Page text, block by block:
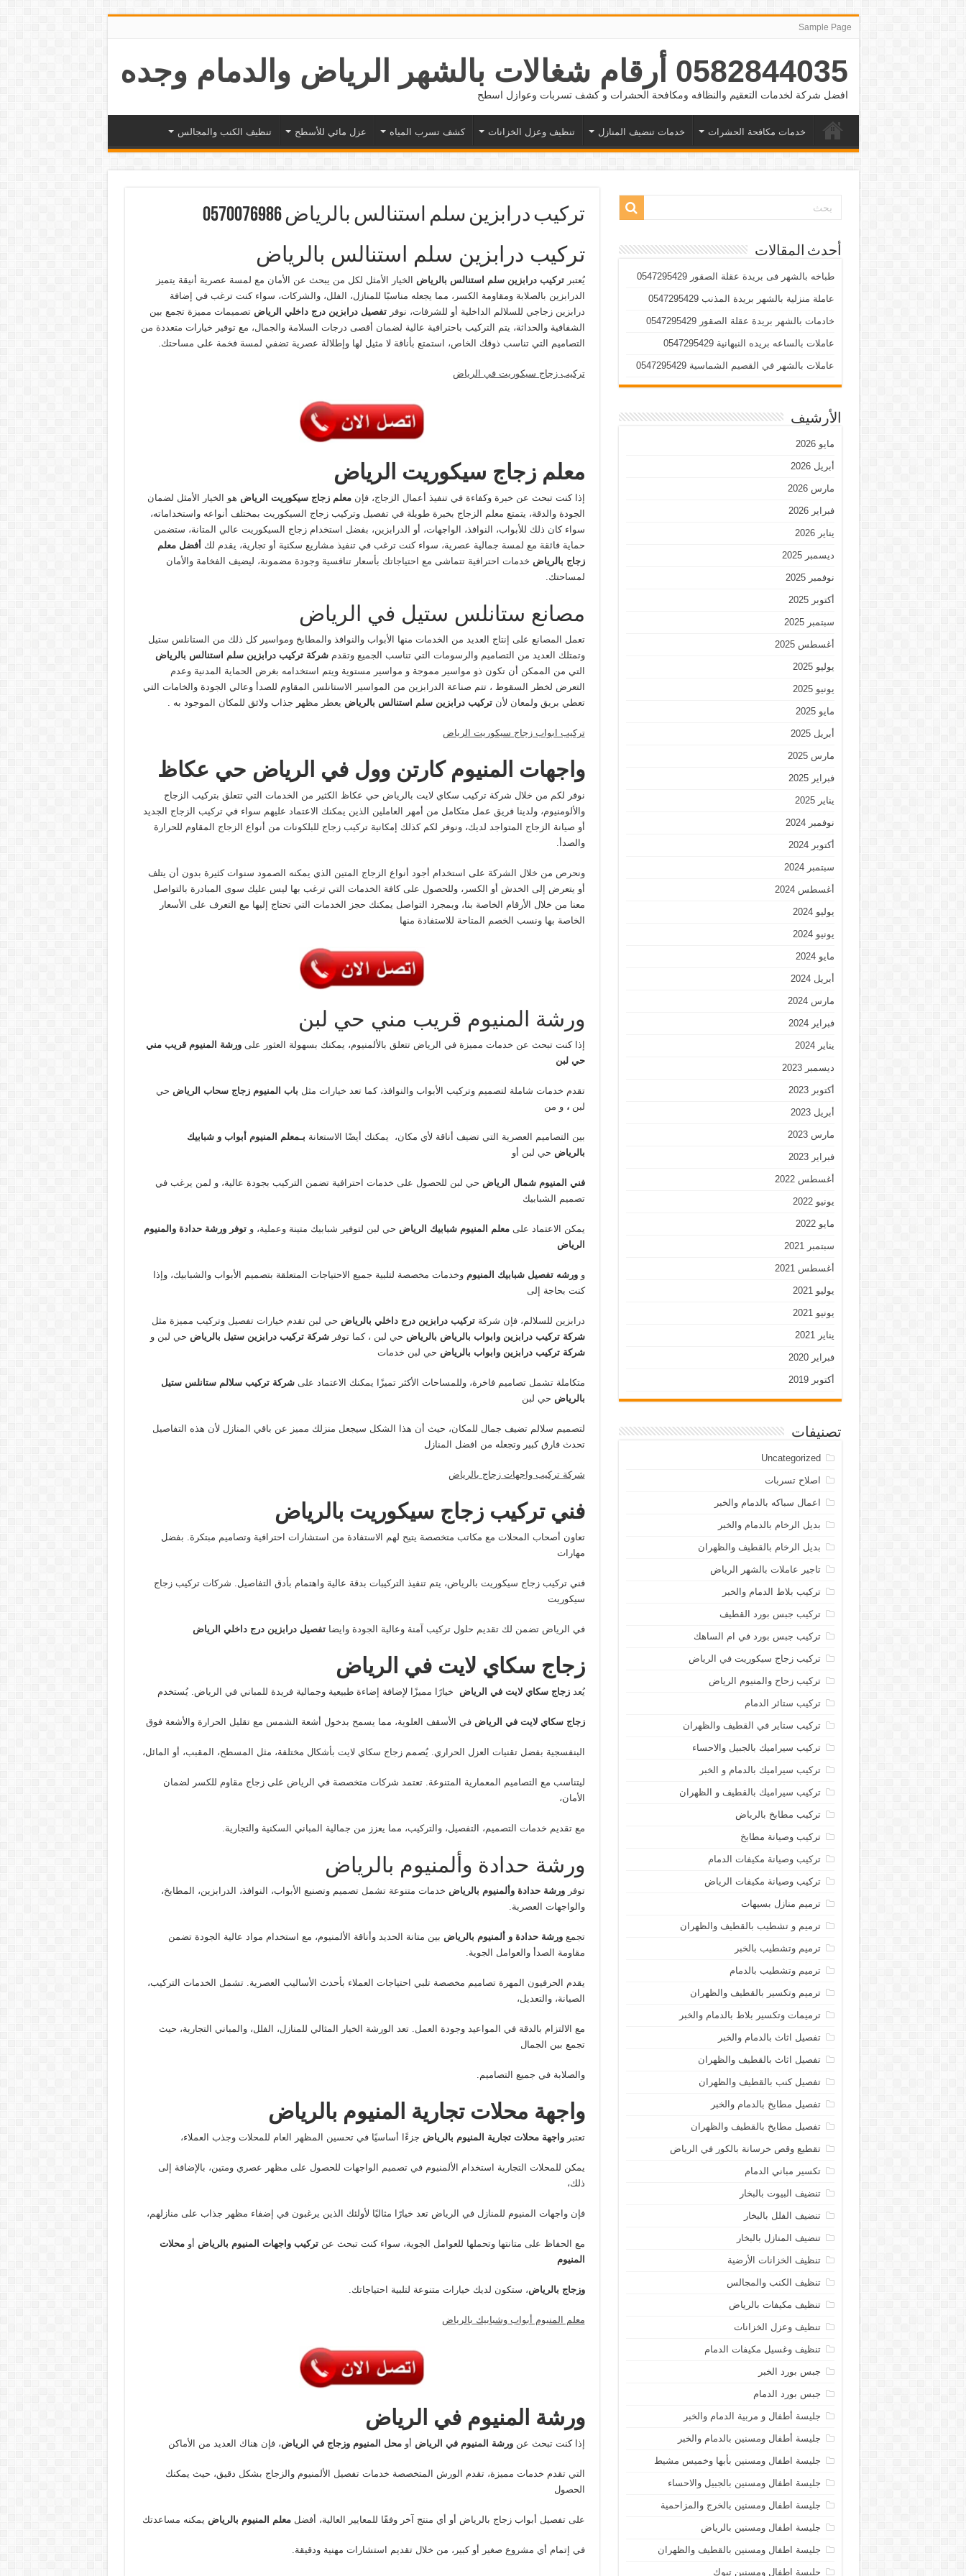
Sample Page
0582844035 أرقام شغالات بالشهر الرياض والدمام وجده
افضل شركة لخدمات التعقيم والنظافه ومكافحة الحشرات و كشف تسربات وعوازل اسطح
خدمات مكافحة الحشرات خدمات تنضيف المنازل تنظيف وعزل الخزانات كشف تسرب المياه عزل مائي للأسطح تنظيف الكنب والمجالس
تركيب درابزين سلم استنالس بالرياض 0570076986
تركيب درابزين سلم استنالس بالرياض
يُعتبر تركيب درابزين سلم استنالس بالرياض الخيار الأمثل لكل من يبحث عن الأمان مع لمسة عصرية أنيقة يتميز
الدرابزين بالصلابة ومقاومة الكسر، مما يجعله مناسبًا للمنازل، الفلل، والشركات، سواء كنت ترغب في إضافة
درابزين زجاجي للسلالم الداخلية أو للشرفات، نوفرتفصيل درابزين درج داخلي الرياض تصميمات مميزة تجمع بين
الشفافية والحداثة، يتم التركيب باحترافية عالية لضمان أقصى درجات السلامة والجمال، مع توفير خيارات متعددة من
التصاميم التي تناسب ذوقك الخاص، استمتع بأناقة لا مثيل لها وإطلالة عصرية تضفي لمسة فخمة على مساحتك.
تركيب زجاج سيكوريت في الرياض
معلم زجاج سيكوريت الرياض
إذا كنت تبحث عن خبرة وكفاءة في تنفيذ أعمال الزجاج، فإنمعلم زجاج سيكوريت الرياض هو الخيار الأمثل لضمان
الجودة والدقة، يتمتع معلم الزجاج بخبرة طويلة في تفصيل وتركيب زجاج السيكوريت بمختلف أنواعه واستخداماته،
سواء كان ذلك للأبواب، النوافذ، الواجهات، أو الدرابزين، بفضل استخدام زجاج السيكوريت عالي المتانة، ستضمن
حماية فائقة مع لمسة جمالية عصرية، سواء كنت ترغب في تنفيذ مشاريع سكنية أو تجارية، يقدم لك أفضل معلم
زجاج بالرياض خدمات احترافية تتماشى مع احتياجاتك بأسعار تنافسية وجودة مضمونة، ليضيف الفخامة والأمان
لمساحتك.
مصانع ستانلس ستيل في الرياض
تعمل المصانع على إنتاج العديد من الخدمات منها الأبواب والنوافذ والمطابخ ومواسير كل ذلك من الستانلس ستيل
وتمتلك العديد من التصاميم والرسومات التي تناسب الجميع وتقدم شركة تركيب درابزين سلم استنالس بالرياض
التي من الممكن أن تكون ذو مواسير مموجة و مواسير مستوية ويتم استخدامه بغرض الحماية المدنية وعدم
التعرض لخطر السقوط ، تتم صناعة الدرابزين من المواسير الاستانلس المقاوم للصدأ وعالي الجودة والخامات التي
تعطي بريق ولمعان لأنتركيب درابزين سلم استنالس بالرياض يعطر مظهر جذاب ولائق للمكان الموجود به .
تركيب ابواب زجاج سيكوريت الرياض
واجهات المنيوم كارتن وول في الرياض حي عكاظ
نوفر لكم من خلال شركة تركيب سكاي لايت بالرياض حي عكاظ الكثير من الخدمات التي تتعلق بتركيب الزجاج
والألومنيوم، ولدينا فريق عمل متكامل من أمهر العاملين الذين يمكنك الاعتماد عليهم سواء في تركيب الزجاج الجديد
أو صيانة الزجاج المتواجد لديك، ونوفر لكم كذلك إمكانية تركيب زجاج للبلكونات من أنواع الزجاج المقاوم للحرارة
والصدأ.
ونحرص من خلال الشركة على استخدام أجود أنواع الزجاج المتين الذي يمكنه الصمود سنوات كثيرة بدون أن يتلف
أو يتعرض إلى الخدش أو الكسر، وللحصول على كافة الخدمات التي ترغب بها ليس عليك سوى المبادرة بالتواصل
معنا من خلال الأرقام الخاصة بنا، وبمجرد التواصل يمكنك حجز الخدمات التي تحتاج إليها مع التعرف على الأسعار
الخاصة بها ونسب الخصم المتاحة للاستفادة منها
ورشة المنيوم قريب مني حي لبن
إذا كنت تبحث عن خدمات مميزة في الرياض تتعلق بالألمنيوم، يمكنك بسهولة العثور علىورشة المنيوم قريب مني
حي لبن
تقدم خدمات شاملة لتصميم وتركيب الأبواب والنوافذ، كما تعد خيارات مثل باب المنيوم زجاج سحاب الرياض حي
لبن ، و من
بين التصاميم العصرية التي تضيف أناقة لأي مكان، يمكنك أيضًا الاستعانة بـمعلم المنيوم أبواب و شبابيك
بالرياض حي لبن أو
فني المنيوم شمال الرياض حي لبن للحصول على خدمات احترافية تضمن التركيب بجودة عالية، و لمن يرغب في
تصميم الشبابيك
يمكن الاعتماد علىمعلم المنيوم شبابيك الرياض حي لبن لتوفير شبابيك متينة وعملية، وتوفر ورشة حدادة والمنيوم
الرياض
وورشه تفصيل شبابيك المنيوم وخدمات مخصصة لتلبية جميع الاحتياجات المتعلقة بتصميم الأبواب والشبابيك، وإذا
كنت بحاجة إلى
درابزين للسلالم، فإن شركة تركيب درابزين درج داخلي بالرياض حي لبن تقدم خيارات تفصيل وتركيب مميزة مثل
شركة تركيب درابزين وابواب بالرياض بالرياض حي لبن ، كما توفرشركة تركيب درابزين ستيل بالرياض حي لبن و
شركة تركيب درابزين وابواب بالرياض حي لبن خدمات
متكاملة تشمل تصاميم فاخرة، وللمساحات الأكثر تميزًا يمكنك الاعتماد علىشركة تركيب سلالم ستانلس ستيل
بالرياض حي لبن
لتصميم سلالم تضيف جمال للمكان، حيث أن هذا الشكل سيجعل منزلك مميز عن باقي المنازل لأن هذه التفاصيل
تحدث فارق كبير وتجعله من افضل المنازل
شركة تركيب واجهات زجاج بالرياض
فني تركيب زجاج سيكوريت بالرياض
تعاون أصحاب المحلات مع مكاتب متخصصة يتيح لهم الاستفادة من استشارات احترافية وتصاميم مبتكرة. بفضل
مهارات
فني تركيب زجاج سيكوريت بالرياض، يتم تنفيذ التركيبات بدقة عالية واهتمام بأدق التفاصيل. شركات تركيب زجاج
سيكوريت
في الرياض تضمن لك تقديم حلول تركيب آمنة وعالية الجودة وايضاتفصيل درابزين درج داخلي الرياض
زجاج سكاي لايت في الرياض
يُعدزجاج سكاي لايت في الرياض خيارًا مميزًا لإضافة إضاءة طبيعية وجمالية فريدة للمباني في الرياض. يُستخدم
زجاج سكاي لايت في الرياض في الأسقف العلوية، مما يسمح بدخول أشعة الشمس مع تقليل الحرارة والأشعة فوق
البنفسجية بفضل تقنيات العزل الحراري. يُصمم زجاج سكاي لايت بأشكال مختلفة، مثل المسطح، المقبب، أو المائل،
ليتناسب مع التصاميم المعمارية المتنوعة. تعتمد شركات متخصصة في الرياض على زجاج مقاوم للكسر لضمان
الأمان،
مع تقديم خدمات التصميم، التفصيل، والتركيب، مما يعزز من جمالية المباني السكنية والتجارية.
ورشة حدادة وألمنيوم بالرياض
توفرورشة حدادة وألمنيوم بالرياض خدمات متنوعة تشمل تصميم وتصنيع الأبواب، النوافذ، الدرابزين، المطابخ،
والواجهات العصرية.
تجمعورشة حدادة و ألمنيوم بالرياض بين متانة الحديد وأناقة الألمنيوم، مع استخدام مواد عالية الجودة تضمن
مقاومة الصدأ والعوامل الجوية.
يقدم الحرفيون المهرة تصاميم مخصصة تلبي احتياجات العملاء بأحدث الأساليب العصرية. تشمل الخدمات التركيب،
الصيانة، والتعديل،
مع الالتزام بالدقة في المواعيد وجودة العمل. تعد الورشة الخيار المثالي للمنازل، الفلل، والمباني التجارية، حيث
تجمع بين الجمال
والصلابة في جميع التصاميم.
واجهة محلات تجارية المنيوم بالرياض
تعتبرواجهة محلات تجارية المنيوم بالرياض جزءًا أساسيًا في تحسين المظهر العام للمحلات وجذب العملاء،
يمكن للمحلات التجارية استخدام الألمنيوم في تصميم الواجهات للحصول على مظهر عصري ومتين، بالإضافة إلى
ذلك،
فإن واجهات المنيوم للمنازل في الرياض تعد خيارًا مثاليًا لأولئك الذين يرغبون في إضفاء مظهر جذاب على منازلهم،
مع الحفاظ على متانتها وتحملها للعوامل الجوية، سواء كنت تبحث عنتركيب واجهات المنيوم بالرياض أومحلات
المنيوم
وزجاج بالرياض، ستكون لديك خيارات متنوعة لتلبية احتياجاتك.
معلم المنيوم أبواب وشبابيك بالرياض
ورشة المنيوم في الرياض
إذا كنت تبحث عنورشة المنيوم في الرياض أومحل المنيوم وزجاج في الرياض، فإن هناك العديد من الأماكن
التي تقدم خدمات مميزة، تقدم الورش المتخصصة خدمات تفصيل الألمنيوم والزجاج بشكل دقيق، حيث يمكنك
الحصول
على تفصيل أبواب زجاج بالرياض أو أي منتج آخر وفقًا للمعايير العالية، أفضلمعلم المنيوم بالرياض يمكنه مساعدتك
في إتمام أي مشروع صغير أو كبير، من خلال تقديم استشارات مهنية ودقيقة.
أحدث المقالات
طباخه بالشهر فى بريدة عقلة الصقور 0547295429
عاملة منزلية بالشهر بريدة المذنب 0547295429
خادمات بالشهر بريدة عقلة الصقور 0547295429
عاملات بالساعه بريده النبهانية 0547295429
عاملات بالشهر في القصيم الشماسية 0547295429
الأرشيف
مايو 2026
أبريل 2026
مارس 2026
فبراير 2026
يناير 2026
ديسمبر 2025
نوفمبر 2025
أكتوبر 2025
سبتمبر 2025
أغسطس 2025
يوليو 2025
يونيو 2025
مايو 2025
أبريل 2025
مارس 2025
فبراير 2025
يناير 2025
نوفمبر 2024
أكتوبر 2024
سبتمبر 2024
أغسطس 2024
يوليو 2024
يونيو 2024
مايو 2024
أبريل 2024
مارس 2024
فبراير 2024
يناير 2024
ديسمبر 2023
أكتوبر 2023
أبريل 2023
مارس 2023
فبراير 2023
أغسطس 2022
يونيو 2022
مايو 2022
سبتمبر 2021
أغسطس 2021
يوليو 2021
يونيو 2021
يناير 2021
فبراير 2020
أكتوبر 2019
تصنيفات
Uncategorized
اصلاح تسربات
اعمال سباكه بالدمام والخبر
بديل الرخام بالدمام والخبر
بديل الرخام بالقطيف والظهران
تاجير عاملات بالشهر الرياض
تركيب بلاط الدمام والخبر
تركيب جبس بورد القطيف
تركيب جبس بورد في ام الساهك
تركيب زجاج سيكوريت في الرياض
تركيب زحاح والمنيوم الرياض
تركيب ستائر الدمام
تركيب ستاير في القطيف والظهران
تركيب سيراميك بالجبيل والاحساء
تركيب سيراميك بالدمام و الخبر
تركيب سيراميك بالقطيف و الظهران
تركيب مطابخ بالرياض
تركيب وصيانة مطابخ
تركيب وصيانة مكيفات الدمام
تركيب وصيانة مكيفات الرياض
ترميم منازل بسيهات
ترميم و تشطيب بالقطيف والظهران
ترميم وتشطيب بالخبر
ترميم وتشطيب بالدمام
ترميم وتكسير بالقطيف والظهران
ترميمات وتكسير بلاط بالدمام والخبر
تفصيل اثاث بالدمام والخبر
تفصيل اثاث بالقطيف والظهران
تفصيل كنب بالقطيف والظهران
تفصيل مطابخ بالدمام والخبر
تفصيل مطايخ بالقطيف والظهران
تقطيع وقص خرسانة بالكور في الرياض
تكسير مباني الدمام
تنضيف البيوت بالبخار
تنضيف الفلل بالبخار
تنضيف المنازل بالبخار
تنظيف الخزانات الأرضية
تنظيف الكنب والمجالس
تنظيف مكيفات بالرياض
تنظيف وعزل الخزانات
تنظيف وغسيل مكيفات الدمام
جبس بورد الخبر
جبس بورد الدمام
جليسة أطفال و مربية الدمام والخبر
جليسة أطفال ومسنين بالدمام والخبر
جليسة اطفال ومسنين بأبها وخميس مشيط
جليسة اطفال ومسنين بالجبيل والاحساء
جليسة اطفال ومسنين بالخرج والمزاحمية
جليسة اطفال ومسنين بالرياض
جليسة اطفال ومسنين بالقطيف والظهران
جليسة اطفال ومسنين تبوك